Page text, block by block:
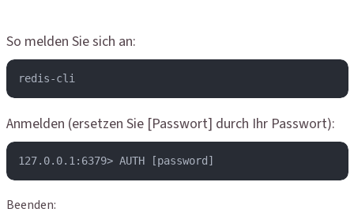
So melden Sie sich an:
redis-cli
Anmelden (ersetzen Sie [Passwort] durch Ihr Passwort):
127.0.0.1:6379> AUTH [password]
Beenden: